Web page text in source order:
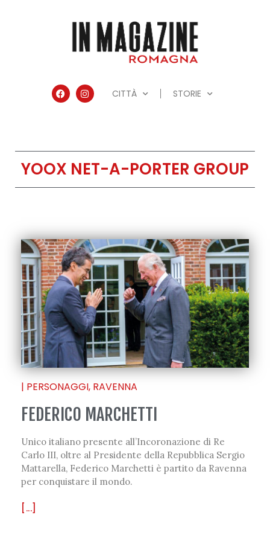
CITTÀ STORIE
YOOX NET-A-PORTER GROUP
| PERSONAGGI, RAVENNA
FEDERICO MARCHETTI
Unico italiano presente all’Incoronazione di Re
Carlo III, oltre al Presidente della Repubblica Sergio
Mattarella, Federico Marchetti è partito da Ravenna
per conquistare il mondo.
[...]